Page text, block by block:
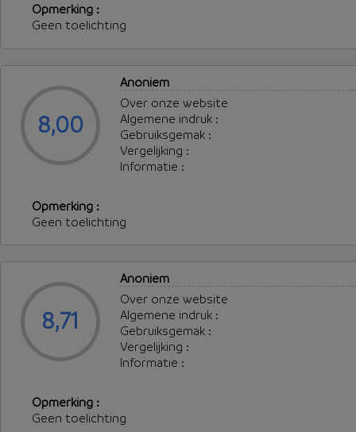
Opmerking :
Geen toelichting
8,00
Anoniem
Over onze website
Algemene indruk :
Gebruiksgemak :
Vergelijking :
Informatie :
Opmerking :
Geen toelichting
8,71
Anoniem
Over onze website
Algemene indruk :
Gebruiksgemak :
Vergelijking :
Informatie :
Opmerking :
Geen toelichting